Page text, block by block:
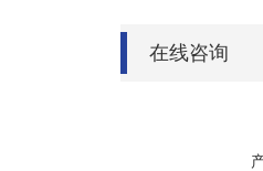
在线咨询